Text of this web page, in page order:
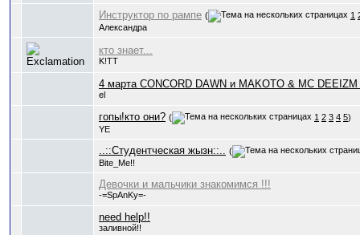
Инструктор по рампе ( 1
Александра
кто знает...
K!TT
4 марта CONCORD DAWN и MAKOTO & MC
el
гопы!кто они? ( 1 2 3 4 5)
YE
..::Студентческая жызн::.. (
Bite_Me!!
Девочки и мальчики знакомимся !!!
-=SpAnKy=-
need help!!
заливной!!